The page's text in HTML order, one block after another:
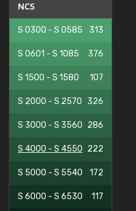
NCS
S 0300 - S 0585 313
S 0601 - S 1085 376
S 1500 - S 1580 107
S 2000 - S 2570 326
S 3000 - S 3560 286
S 4000 - S 4550 222
S 5000 - S 5540 172
S 6000 - S 6530 117